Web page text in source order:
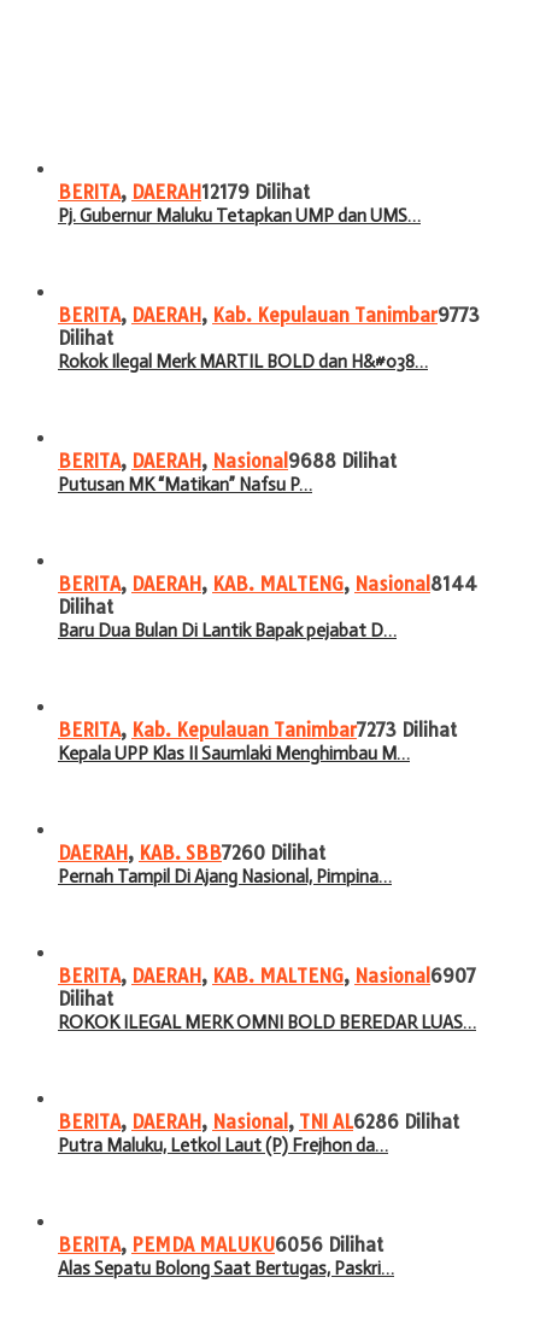
BERITA, DAERAH12179 Dilihat
Pj. Gubernur Maluku Tetapkan UMP dan UMS…
BERITA, DAERAH, Kab. Kepulauan Tanimbar9773
Dilihat
Rokok Ilegal Merk MARTIL BOLD dan H&#038…
BERITA, DAERAH, Nasional 9688 Dilihat
Putusan MK “Matikan” Nafsu P…
BERITA, DAERAH, KAB. MALTENG, Nasional 8144
Dilihat
Baru Dua Bulan Di Lantik Bapak pejabat D…
BERITA, Kab. Kepulauan Tanimbar7273 Dilihat
Kepala UPP Klas II Saumlaki Menghimbau M…
DAERAH, KAB. SBB7260 Dilihat
Pernah Tampil Di Ajang Nasional, Pimpina…
BERITA, DAERAH, KAB. MALTENG, Nasional 6907
Dilihat
ROKOK ILEGAL MERK OMNI BOLD BEREDAR LUAS…
BERITA, DAERAH, Nasional , TNI AL6286 Dilihat
Putra Maluku, Letkol Laut (P) Frejhon da…
BERITA, PEMDA MALUKU6056 Dilihat
Alas Sepatu Bolong Saat Bertugas, Paskri…